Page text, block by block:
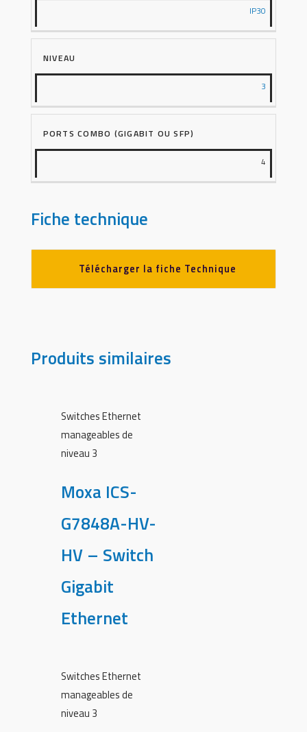
IP30
NIVEAU
3
PORTS COMBO (GIGABIT OU SFP)
4
Fiche technique
Télécharger la fiche Technique
Produits similaires
Switches Ethernet
manageables de
niveau 3
Moxa ICS-
G7848A-HV-
HV – Switch
Gigabit
Ethernet
Switches Ethernet
manageables de
niveau 3